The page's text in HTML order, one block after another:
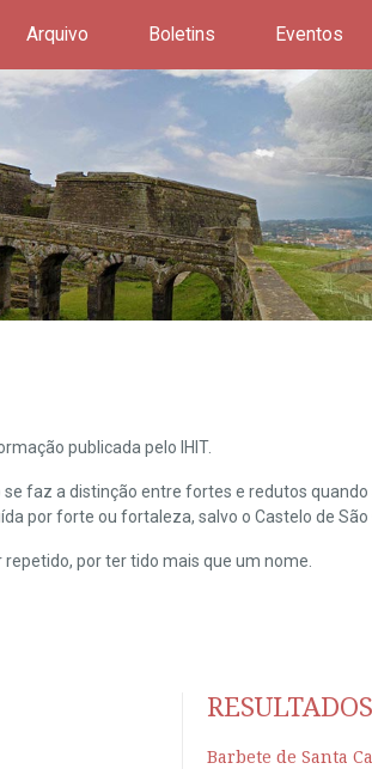
Arquivo Boletins Eventos
publicada pelo IHIT.
faz a distinção entre fortes e redutos
por forte ou fortaleza, salvo o Castelo de São
por ter tido mais que um nome.
RESULTADOS
Barbete de Santa